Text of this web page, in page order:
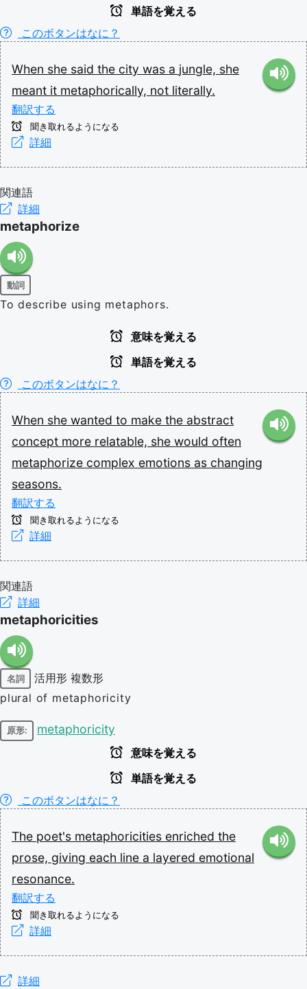
単語を覚える
このボタンはなに？
When she said the city was a jungle, she
meant it metaphorically, not literally.
翻訳する
聞き取れるようになる
詳細
関連語
詳細
metaphorize
動詞
To describe using metaphors.
意味を覚える
単語を覚える
このボタンはなに？
When she wanted to make the abstract
concept more relatable, she would often
metaphorize complex emotions as changing
seasons.
翻訳する
聞き取れるようになる
詳細
関連語
詳細
metaphoricities
名詞 活用形 複数形
plural of metaphoricity
原形: metaphoricity
意味を覚える
単語を覚える
このボタンはなに？
The poet's metaphoricities enriched the
prose, giving each line a layered emotional
resonance.
翻訳する
聞き取れるようになる
詳細
詳細